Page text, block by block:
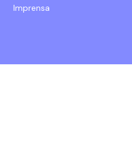
Imprensa